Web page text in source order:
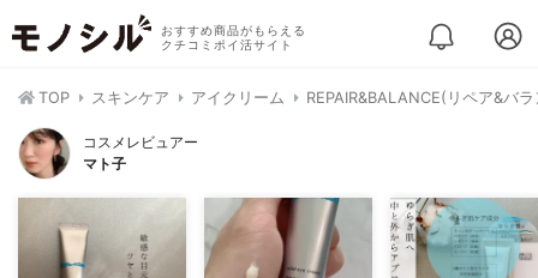
おすすめ商品がもらえる
クチコミポイ活サイト
TOP スキンケア アイクリーム REPAIR&BALANCE(リペア&バ
コスメレビュアー
マト子